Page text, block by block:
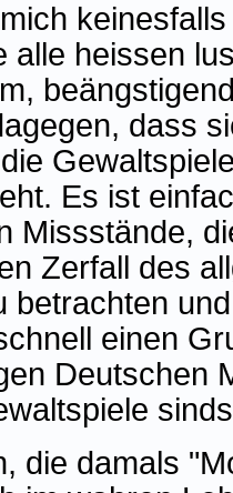
alle heissen
dass
Es ist
Missstände,
Zerfall des
betrachten
einen
Deutschen
die damals